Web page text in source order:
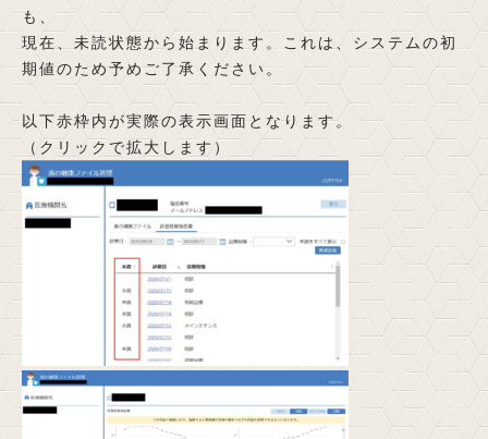
も、
現在、未読状態から始まります。これは、システムの初
期値のため予めご了承ください。
以下赤枠内が実際の表示画面となります。
（クリックで拡大します）